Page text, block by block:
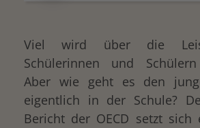
Viel wird über die
Schülerinnen und
Aber wie geht es den
eigentlich in der Schule?
Bericht der OECD setzt sich